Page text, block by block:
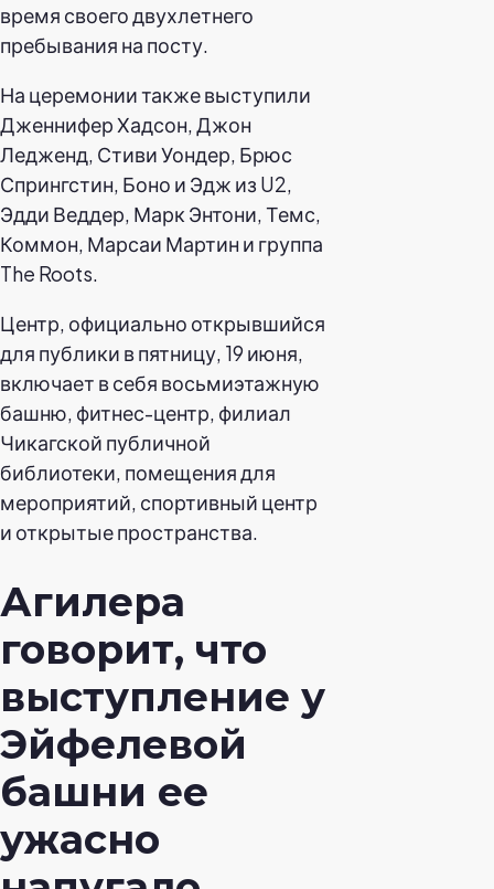
время своего двухлетнего
пребывания на посту.
На церемонии также выступили
Дженнифер Хадсон, Джон
Ледженд, Стиви Уондер, Брюс
Спрингстин, Боно и Эдж из U2,
Эдди Веддер, Марк Энтони, Темс,
Коммон, Марсаи Мартин и группа
The Roots.
Центр, официально открывшийся
для публики в пятницу, 19 июня,
включает в себя восьмиэтажную
башню, фитнес-центр, филиал
Чикагской публичной
библиотеки, помещения для
мероприятий, спортивный центр
и открытые пространства.
Агилера
говорит, что
выступление у
Эйфелевой
башни ее
ужасно